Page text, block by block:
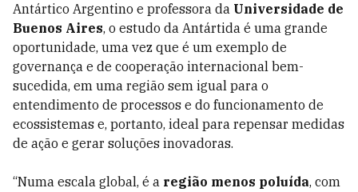
Antártico Argentino e professora da Universidade de
Buenos Aires, o estudo da Antártida é uma grande
oportunidade, uma vez que é um exemplo de
governança e de cooperação internacional bem-
sucedida, em uma região sem igual para o
entendimento de processos e do funcionamento de
ecossistemas e, portanto, ideal para repensar medidas
de ação e gerar soluções inovadoras.
“Numa escala global, é a região menos poluída, com